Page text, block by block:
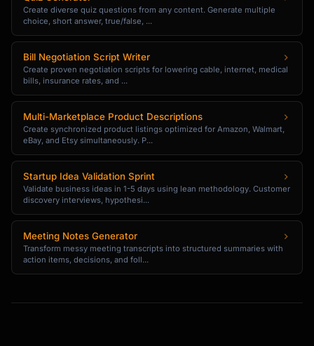
## Appendix Slides (If Needed)
- [Backup data slide]
- [Detailed specs]
- [FAQ responses]
---
## Design Recommendations
- **Color Palette**: [Suggested colors]
- **Image Style**: [Photo/Illustration/Icon
style]
## Timing Guide
| Section | Slides | Time |
|---------|--------|------|
| [Section] | X-Y | Z min |
## Q&A Prep
Create diverse quiz questions from any content. Generate multiple
choice, short answer, true/false, ...
Bill Negotiation Script Writer
Create proven negotiation scripts for lowering cable, internet, medical
bills, insurance rates, and ...
Multi-Marketplace Product Descriptions
Create synchronized product listings optimized for Amazon, Walmart,
eBay, and Etsy simultaneously. P...
Startup Idea Validation Sprint
Validate business ideas in 1-5 days using lean methodology. Customer
discovery interviews, hypothesi...
Meeting Notes Generator
Transform messy meeting transcripts into structured summaries with
action items, decisions, and foll...